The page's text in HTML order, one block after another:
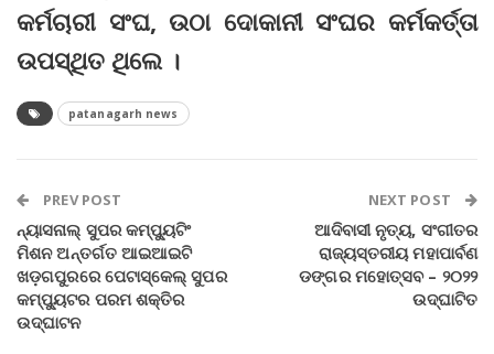
କର୍ମଚାରୀ ସଂଘ, ଉଠା ଦୋକାନୀ ସଂଘର କର୍ମକର୍ତ୍ତା
ଉପସ୍ଥିତ ଥିଲେ ।
patanagarh news
PREV POST
ନ୍ୟାସନାଲ୍ ସୁପର କମ୍ପ୍ୟୁଟିଂ
ମିଶନ ଅନ୍ତର୍ଗତ ଆଇଆଇଟି
ଖଡ଼ଗପୁରରେ ପେଟାସ୍କେଲ୍ ସୁପର
କମ୍ପ୍ୟୁଟର ପରମ ଶକ୍ତିର
ଉଦ୍ଘାଟନ
NEXT POST
ଆଦିବାସୀ ନୃତ୍ୟ, ସଂଗୀତର
ରାଜ୍ୟସ୍ତରୀୟ ମହାପାର୍ବଣ
ଡଙ୍ଗର ମହୋତ୍ସବ – ୨୦୨୨
ଉଦ୍‌ଘାଟିତ